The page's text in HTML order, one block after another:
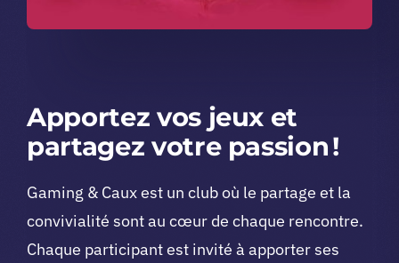
Apportez vos jeux et
partagez votre passion !
Gaming & Caux est un club où le partage et la
convivialité sont au cœur de chaque rencontre.
Chaque participant est invité à apporter ses